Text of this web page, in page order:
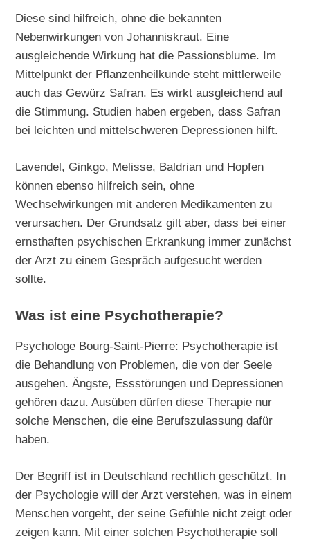
Diese sind hilfreich, ohne die bekannten
Nebenwirkungen von Johanniskraut. Eine
ausgleichende Wirkung hat die Passionsblume. Im
Mittelpunkt der Pflanzenheilkunde steht mittlerweile
auch das Gewürz Safran. Es wirkt ausgleichend auf
die Stimmung. Studien haben ergeben, dass Safran
bei leichten und mittelschweren Depressionen hilft.
Lavendel, Ginkgo, Melisse, Baldrian und Hopfen
können ebenso hilfreich sein, ohne
Wechselwirkungen mit anderen Medikamenten zu
verursachen. Der Grundsatz gilt aber, dass bei einer
ernsthaften psychischen Erkrankung immer zunächst
der Arzt zu einem Gespräch aufgesucht werden
sollte.
Was ist eine Psychotherapie?
Psychologe Bourg-Saint-Pierre: Psychotherapie ist
die Behandlung von Problemen, die von der Seele
ausgehen. Ängste, Essstörungen und Depressionen
gehören dazu. Ausüben dürfen diese Therapie nur
solche Menschen, die eine Berufszulassung dafür
haben.
Der Begriff ist in Deutschland rechtlich geschützt. In
der Psychologie will der Arzt verstehen, was in einem
Menschen vorgeht, der seine Gefühle nicht zeigt oder
zeigen kann. Mit einer solchen Psychotherapie soll